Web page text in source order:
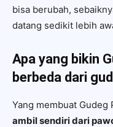
bisa berubah,
datang sedikit lebih
Apa yang bikin
berbeda dari
Yang membuat Gudeg
ambil sendiri dari